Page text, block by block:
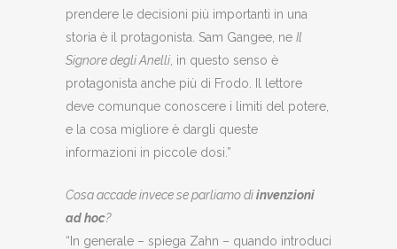
prendere le decisioni più importanti in una
storia è il protagonista. Sam Gangee, ne Il
Signore degli Anelli , in questo senso è
protagonista anche più di Frodo. Il lettore
deve comunque conoscere i limiti del potere,
e la cosa migliore è dargli queste
informazioni in piccole dosi.”
Cosa accade invece se parliamo diinvenzioni
ad hoc?
“In generale – spiega Zahn – quando introduci